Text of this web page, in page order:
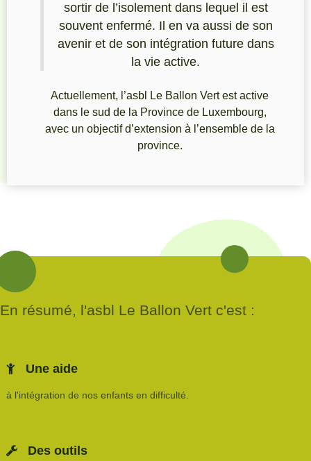
sortir de l’isolement dans lequel il est
souvent enfermé. Il en va aussi de son
avenir et de son intégration future dans
la vie active.
Actuellement, l’asbl Le Ballon Vert est active
dans le sud de la Province de Luxembourg,
avec un objectif d’extension à l’ensemble de la
province.
En résumé, l'asbl Le Ballon Vert c'est :
Une aide
à l'intégration de nos enfants en difficulté.
Des outils